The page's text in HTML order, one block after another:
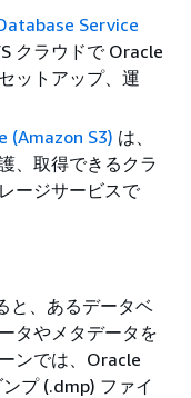
Service
クラウドで Oracle
ットアップ、運
(Amazon S3) は、
、取得できるクラ
ージサービスで
と、あるデータベ
タやメタデータを
ンでは、Oracle
プ (.dmp) ファイ